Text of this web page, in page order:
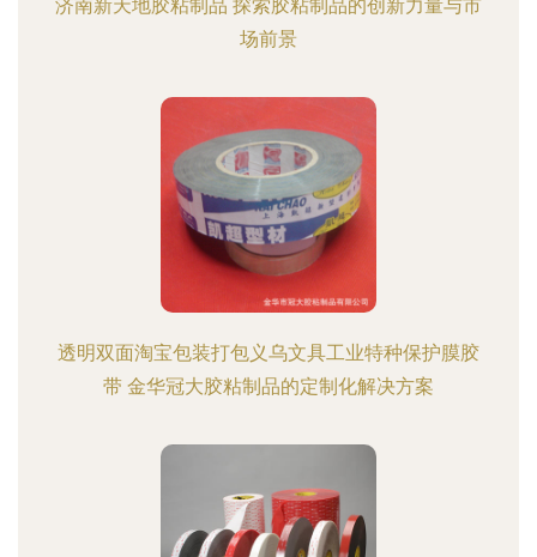
济南新天地胶粘制品 探索胶粘制品的创新力量与市
场前景
透明双面淘宝包装打包义乌文具工业特种保护膜胶
带 金华冠大胶粘制品的定制化解决方案